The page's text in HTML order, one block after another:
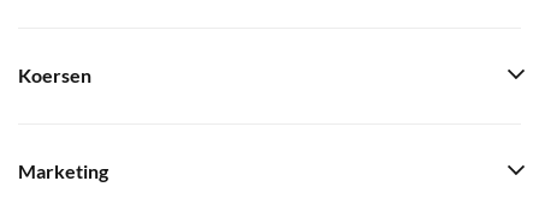
Koersen
Marketing